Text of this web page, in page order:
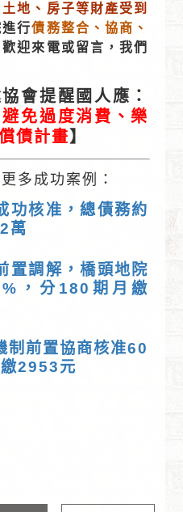
地、房子等財產受到
行債務整合、協商、
迎來電或留言，我們
會提醒國人應：
免過度消費、樂
債計畫】
多成功案例：
功核准，總債務約
萬
置調解，橋頭地院
，分180期月繳
制前置協商核准60
2953元